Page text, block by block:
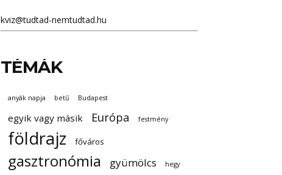
kviz@tudtad-nemtudtad.hu
TÉMÁK
anyák napja betű Budapest
egyik vagy másik Európa festmény
földrajz főváros
gasztronómia gyümölcs hegy